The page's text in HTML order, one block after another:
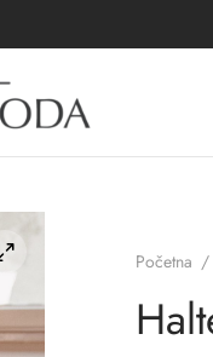
Početna /